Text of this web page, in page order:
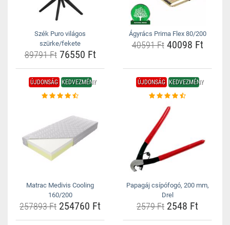
Szék Puro világos
szürke/fekete
89791 Ft76550 Ft
Ágyrács Prima Flex 80/200
40591 Ft40098 Ft
ÚJDONSÁG KEDVEZMÉNY
Matrac Medivis Cooling
160/200
257893 Ft 254760 Ft
ÚJDONSÁG KEDVEZMÉNY
Papagáj csípófogó, 200 mm,
Drel
2579 Ft 2548 Ft